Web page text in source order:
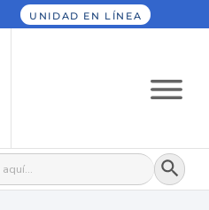
UNIDAD EN LÍNEA
Botón